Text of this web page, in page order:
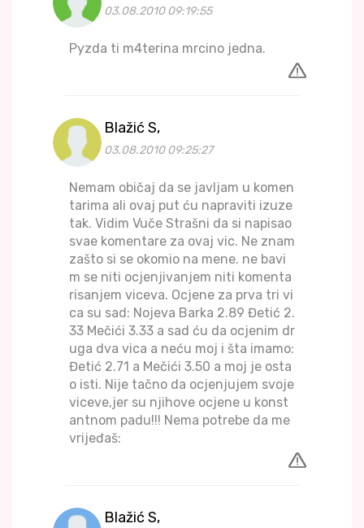
03.08.2010 09:19:55
Pyzda ti m4terina mrcino jedna.
Blažić S,
03.08.2010 09:25:27
Nemam običaj da se javljam u komen
tarima ali ovaj put ću napraviti izuze
tak. Vidim Vuče Strašni da si napisao
svae komentare za ovaj vic. Ne znam
zašto si se okomio na mene. ne bavi
m se niti ocjenjivanjem niti komenta
risanjem viceva. Ocjene za prva tri vi
ca su sad: Nojeva Barka 2.89 Đetić 2.
33 Mečići 3.33 a sad ću da ocjenim dr
uga dva vica a neću moj i šta imamo:
Đetić 2.71 a Mečići 3.50 a moj je osta
o isti. Nije tačno da ocjenjujem svoje
viceve,jer su njihove ocjene u konst
antnom padu!!! Nema potrebe da me
vrijeđaš:
Blažić S,